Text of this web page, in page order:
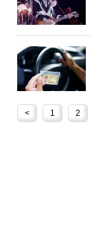
< 1 2